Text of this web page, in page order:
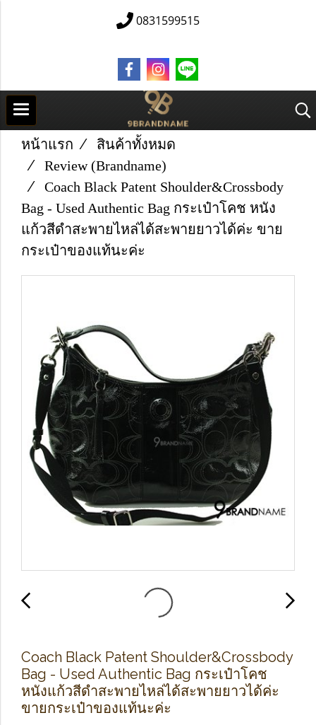
0831599515
หน้าแรก
สินค้าทั้งหมด
Review (Brandname)
Coach Black Patent Shoulder&Crossbody
Bag - Used Authentic Bag กระเป๋าโคช หนัง
แก้วสีดำสะพายไหล่ได้สะพายยาวได้ค่ะ ขาย
กระเป๋าของแท้นะค่ะ
Coach Black Patent Shoulder&Crossbody
Bag - Used Authentic Bag กระเป๋าโคช
หนังแก้วสีดำสะพายไหล่ได้สะพายยาวได้ค่ะ
ขายกระเป๋าของแท้นะค่ะ